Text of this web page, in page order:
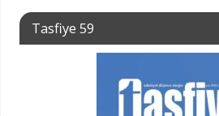
Tasfiye 59